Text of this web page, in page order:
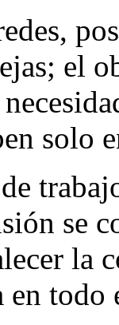
el
solo
se
la
en todo